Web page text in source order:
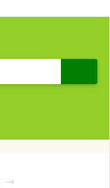
→